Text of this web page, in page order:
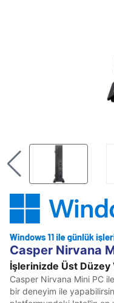
Casper Nirvana
İşlerinizde Üst Düzey
Casper Nirvana Mini PC
bir deneyim ile